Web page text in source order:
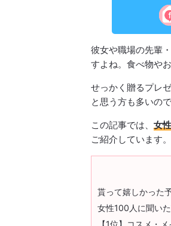
彼女や職場の先輩
すよね。食べ物や
せっかく贈るプレ
と思う方も多いの
この記事では、 女
ご紹介しています。
貰って嬉しかった
女性100人に聞い